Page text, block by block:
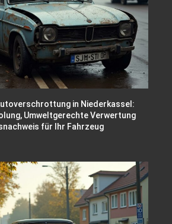
in Niederkassel:
Umweltgerechte Verwertung
für Ihr Fahrzeug